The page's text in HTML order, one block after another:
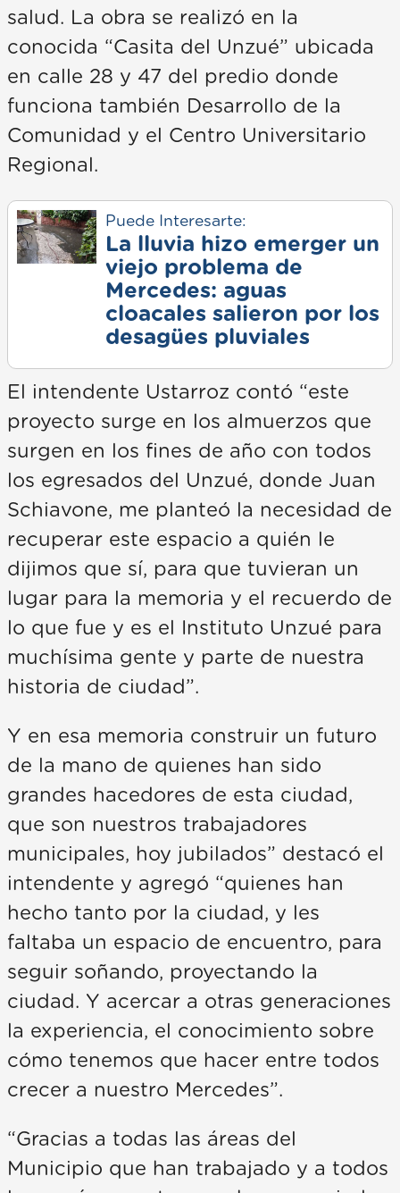
salud. La obra se realizó en la
conocida “Casita del Unzué” ubicada
en calle 28 y 47 del predio donde
funciona también Desarrollo de la
Comunidad y el Centro Universitario
Regional.
Puede Interesarte:
La lluvia hizo emerger un
viejo problema de
Mercedes: aguas
cloacales salieron por los
desagües pluviales
El intendente Ustarroz contó “este
proyecto surge en los almuerzos que
surgen en los fines de año con todos
los egresados del Unzué, donde Juan
Schiavone, me planteó la necesidad de
recuperar este espacio a quién le
dijimos que sí, para que tuvieran un
lugar para la memoria y el recuerdo de
lo que fue y es el Instituto Unzué para
muchísima gente y parte de nuestra
historia de ciudad”.
Y en esa memoria construir un futuro
de la mano de quienes han sido
grandes hacedores de esta ciudad,
que son nuestros trabajadores
municipales, hoy jubilados” destacó el
intendente y agregó “quienes han
hecho tanto por la ciudad, y les
faltaba un espacio de encuentro, para
seguir soñando, proyectando la
ciudad. Y acercar a otras generaciones
la experiencia, el conocimiento sobre
cómo tenemos que hacer entre todos
crecer a nuestro Mercedes”.
“Gracias a todas las áreas del
Municipio que han trabajado y a todos